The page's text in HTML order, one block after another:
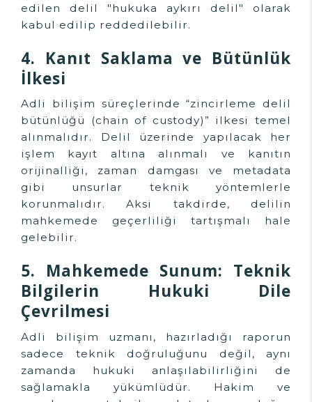
edilen delil "hukuka aykırı delil" olarak
kabul edilip reddedilebilir.
4. Kanıt Saklama ve Bütünlük
İlkesi
Adli bilişim süreçlerinde “zincirleme delil
bütünlüğü (chain of custody)” ilkesi temel
alınmalıdır. Delil üzerinde yapılacak her
işlem kayıt altına alınmalı ve kanıtın
orijinalliği, zaman damgası ve metadata
gibi unsurlar teknik yöntemlerle
korunmalıdır. Aksi takdirde, delilin
mahkemede geçerliliği tartışmalı hale
gelebilir.
5. Mahkemede Sunum: Teknik
Bilgilerin Hukuki Dile
Çevrilmesi
Adli bilişim uzmanı, hazırladığı raporun
sadece teknik doğruluğunu değil, aynı
zamanda hukuki anlaşılabilirliğini de
sağlamakla yükümlüdür. Hakim ve